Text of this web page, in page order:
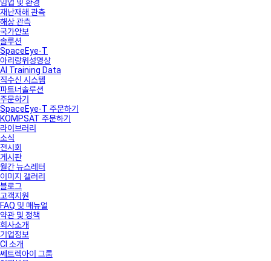
임업 및 환경
재난재해 관측
해상 관측
국가안보
솔루션
SpaceEye-T
아리랑위성영상
AI Training Data
직수신 시스템
파트너솔루션
주문하기
SpaceEye-T 주문하기
KOMPSAT 주문하기
라이브러리
소식
전시회
게시판
월간 뉴스레터
이미지 갤러리
블로그
고객지원
FAQ 및 매뉴얼
약관 및 정책
회사소개
기업정보
CI 소개
쎄트렉아이 그룹